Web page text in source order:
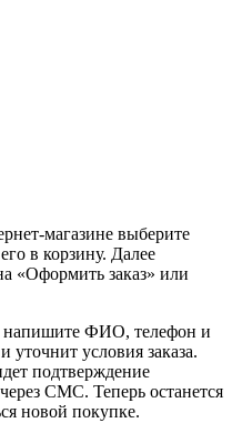
магазине выберите
в корзину. Далее
«Оформить заказ» или
напишите ФИО, телефон и
условия заказа.
подтверждение
СМС. Теперь останется
новой покупке.